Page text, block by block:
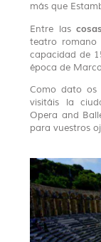
más que
Entre las
teatro romano
capacidad de
época de
Como dato os
visitáis la
Opera and
para vuestros